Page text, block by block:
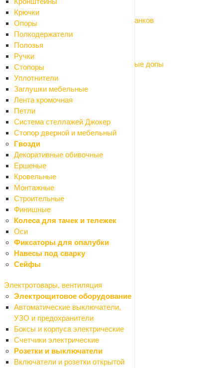
Крючки
Опоры
Полкодержатели
Полозья
Ручки
Стопоры
Уплотнители
Заглушки мебельные
Лента кромочная
Петли
Система стеллажей Джокер
Стопор дверной и мебельный
Гвозди
Декоративные обивочные
Ершеные
Кровельные
Монтажные
Строительные
Финишные
Колеса для тачек и тележек
Оси
Фиксаторы для опалубки
Навесы под сварку
Сейфы
Электротовары, вентиляция
Электрощитовое оборудование
Автоматические выключатели,
УЗО и предохранители
Боксы и корпуса электрические
Счетчики электрические
Розетки и выключатели
Включатели и розетки открытой
Оснастка для пылесосов
Оснастка для фрезеров, рубанков и станков
Оснастка для садовых инструментов
Пневмоинструмент
Щетки графит (коллекторные)
Электроды, маски сварочные, сварочные допы
Умный дом
Сантехника
Назад
Сантехника
Аксессуары для ванной
Назад
Аксессуары для ванной
Мыльницы
Бумагодержатели
Карнизы для ванной
Вантузы
Ведра
Вешалки и крючки
Держатели
Дозаторы
Ершики
Кольца для шторок
Наборы для ванной
Полки для ванной
Поручни для ванной
Стаканы для зубных щеток
Рамы для ванны
Сушилки для рук
Сиденья для ванной
Шторки для ванной
Душевые кабины, поддоны